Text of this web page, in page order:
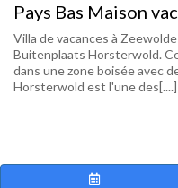
Pays Bas Maison
Villa de vacances à
Buitenplaats Horsterwold.
dans une zone boisée avec
Horsterwold est l'une des[....]